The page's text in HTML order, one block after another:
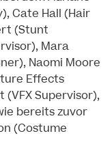
Cate Hall (Hair
(Stunt
Mara
Naomi Moore
Effects
(VFX Supervisor),
bereits zuvor
(Costume